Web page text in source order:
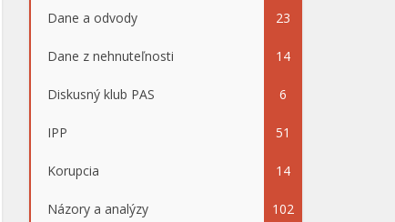
Dane a odvody 23
Dane z nehnuteľnosti 14
Diskusný klub PAS 6
IPP 51
Korupcia 14
Názory a analýzy 102